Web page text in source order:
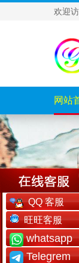
欢迎
网站
QQ 客服
旺旺客服
whatsapp
Telegrem